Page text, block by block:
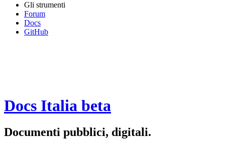
Gli strumenti
Forum
Docs
GitHub
Docs Italia beta
Documenti pubblici, digitali.